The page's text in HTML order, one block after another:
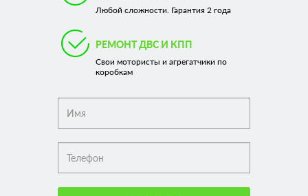
Любой сложности. Гарантия 2 года
РЕМОНТ ДВС И КПП
Свои мотористы и агрегатчики по
коробкам